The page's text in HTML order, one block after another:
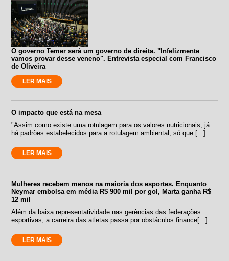
O governo Temer será um governo de direita. "Infelizmente
vamos provar desse veneno". Entrevista especial com Francisco
de Oliveira
LER MAIS
O impacto que está na mesa
"Assim como existe uma rotulagem para os valores nutricionais, já
há padrões estabelecidos para a rotulagem ambiental, só que [...]
LER MAIS
Mulheres recebem menos na maioria dos esportes. Enquanto
Neymar embolsa em média R$ 900 mil por gol, Marta ganha R$
12 mil
Além da baixa representatividade nas gerências das federações
esportivas, a carreira das atletas passa por obstáculos finance[...]
LER MAIS